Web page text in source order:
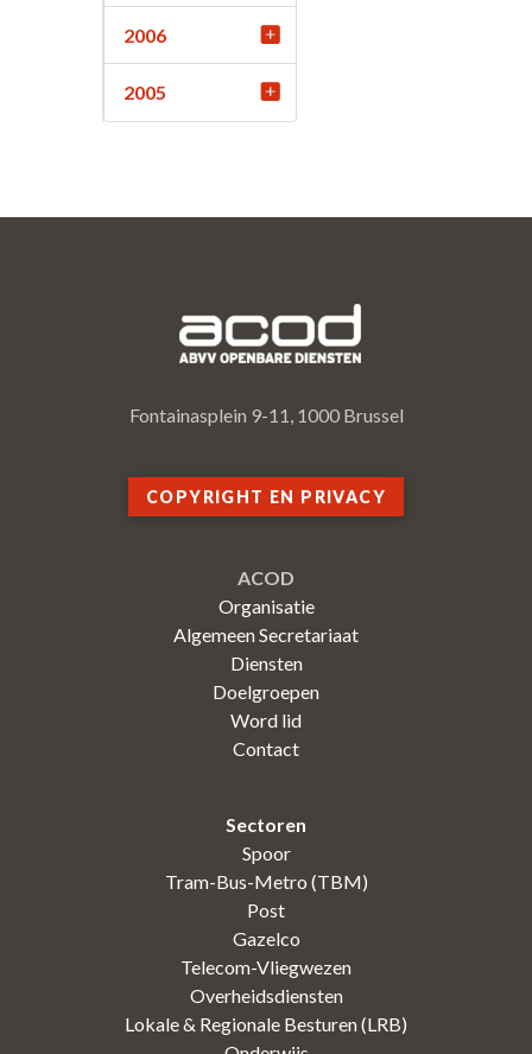
2006
2005
Fontainasplein 9-11, 1000 Brussel
COPYRIGHT EN PRIVACY
ACOD
Organisatie
Algemeen Secretariaat
Diensten
Doelgroepen
Word lid
Contact
Sectoren
Spoor
Tram-Bus-Metro (TBM)
Post
Gazelco
Telecom-Vliegwezen
Overheidsdiensten
Lokale & Regionale Besturen (LRB)